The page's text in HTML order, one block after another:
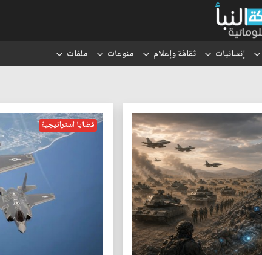
إنسانيات ثقافة وإعلام منوعات ملفات
قضايا استراتيجية